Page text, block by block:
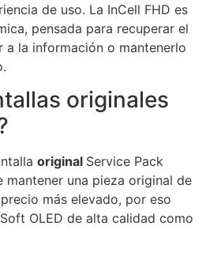
de uso. La InCell FHD es
pensada para recuperar el
a la información o mantenerlo
originales
original Service Pack
mantener una pieza original de
más elevado, por eso
OLED de alta calidad como